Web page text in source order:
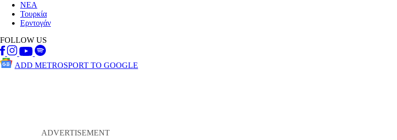
ΝΕΑ
Τουρκία
Ερντογάν
FOLLOW US
ADD METROSPORT TO GOOGLE